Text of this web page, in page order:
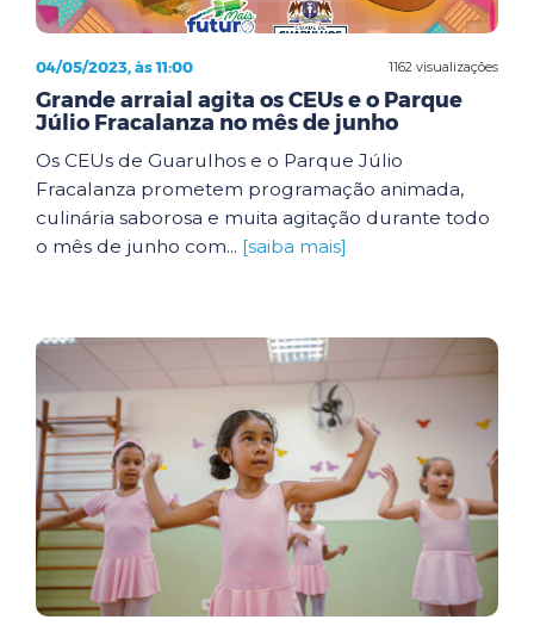
1162 visualizações
04/05/2023, às 11:00
Grande arraial agita os CEUs e o Parque
Júlio Fracalanza no mês de junho
Os CEUs de Guarulhos e o Parque Júlio
Fracalanza prometem programação animada,
culinária saborosa e muita agitação durante todo
o mês de junho com... [saiba mais]